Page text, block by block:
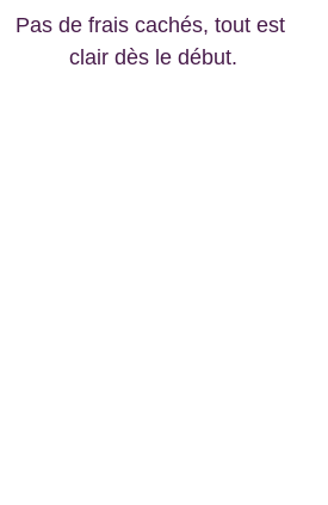
Pas de frais cachés, tout est
clair dès le début.